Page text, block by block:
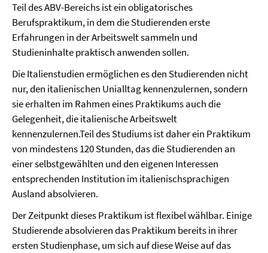
Teil des ABV-Bereichs ist ein obligatorisches
Berufspraktikum, in dem die Studierenden erste
Erfahrungen in der Arbeitswelt sammeln und
Studieninhalte praktisch anwenden sollen.
Die Italienstudien ermöglichen es den Studierenden nicht
nur, den italienischen Unialltag kennenzulernen, sondern
sie erhalten im Rahmen eines Praktikums auch die
Gelegenheit, die italienische Arbeitswelt
kennenzulernen.Teil des Studiums ist daher ein Praktikum
von mindestens 120 Stunden, das die Studierenden an
einer selbstgewählten und den eigenen Interessen
entsprechenden Institution im italienischsprachigen
Ausland absolvieren.
Der Zeitpunkt dieses Praktikum ist flexibel wählbar. Einige
Studierende absolvieren das Praktikum bereits in ihrer
ersten Studienphase, um sich auf diese Weise auf das